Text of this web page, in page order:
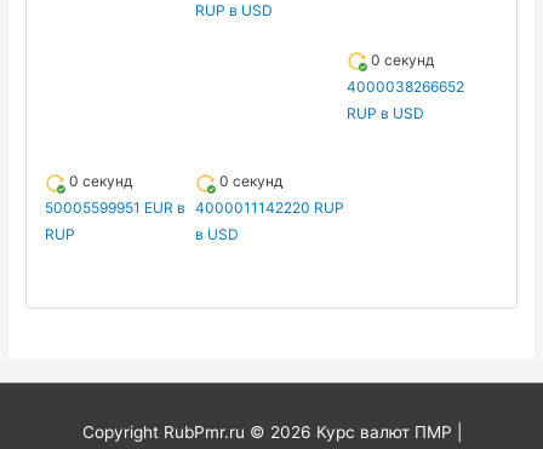
RUP в USD
0 секунд
4000038266652
RUP в USD
0 секунд
50005599951 EUR в
RUP
0 секунд
4000011142220 RUP
в USD
Copyright RubPmr.ru © 2026 Курс валют ПМР